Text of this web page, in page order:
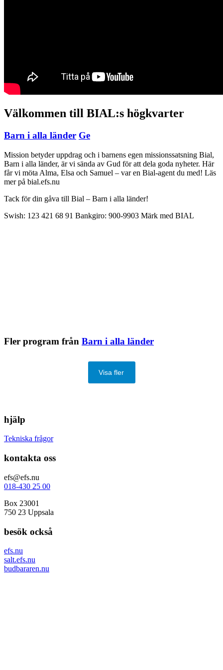
Välkommen till BIAL:s högkvarter
Barn i alla länder Ge
Mission betyder uppdrag och i barnens egen missionssatsning Bial,
Barn i alla länder, är vi sända av Gud för att dela goda nyheter. Här
får vi möta Alma, Elsa och Samuel – var en Bial-agent du med! Läs
mer på bial.efs.nu
Tack för din gåva till Bial – Barn i alla länder!
Swish: 123 421 68 91 Bankgiro: 900-9903 Märk med BIAL
Fler program från Barn i alla länder
Visa fler
hjälp
Tekniska frågor
kontakta oss
efs@efs.nu
018-430 25 00
Box 23001
750 23 Uppsala
besök också
efs.nu
salt.efs.nu
budbararen.nu